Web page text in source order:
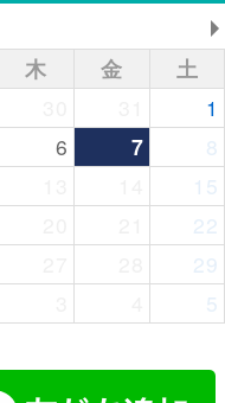
木 金
土
1
6 7
8
15
22
29
5